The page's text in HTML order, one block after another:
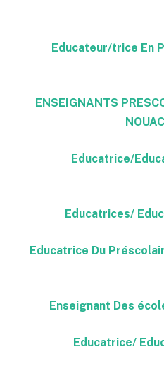
(19) -Educateur/trice
(5) ENSEIGNANTS
(18) Educatrice/
(7) Educatrice Du
(8) Educatrice/